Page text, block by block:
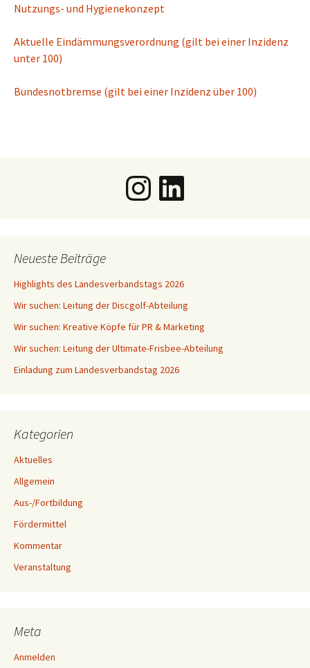
Nut­zungs- und Hygienekonzept
Aktu­el­le Ein­däm­mungs­ver­ord­nung (gilt bei einer Inzi­denz
unter 100)
Bun­des­not­brem­se (gilt bei einer Inzi­denz über 100)
Instagram
LinkedIn
Neueste Beiträge
Highlights des Landesverbandstags 2026
Wir suchen: Leitung der Discgolf-Abteilung
Wir suchen: Kreative Köpfe für PR & Marketing
Wir suchen: Leitung der Ultimate-Frisbee-Abteilung
Einladung zum Landesverbandstag 2026
Kategorien
Aktuelles
Allgemein
Aus-/Fortbildung
Fördermittel
Kommentar
Veranstaltung
Meta
Anmelden